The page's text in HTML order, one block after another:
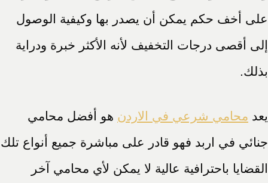
على أخف حكم يمكن أن يصدر بها وكيفية الوصول
إلى أقصى درجات التخفيف لأنه الأكثر خبرة ودراية
بذلك.
يعد محامي شرعي في الاردن هو أفضل محامي
جنائي في اربد فهو قادر على مباشرة جميع أنواع تلك
القضايا باحترافية عالية لا يمكن لأي محامي آخر